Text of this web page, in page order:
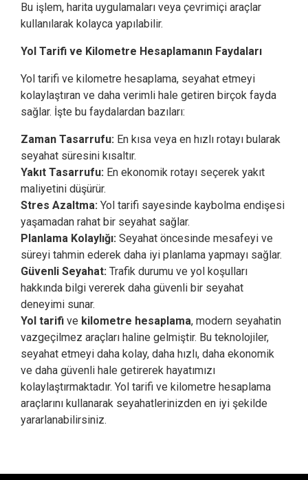
Bu işlem, harita uygulamaları veya çevrimiçi araçlar
kullanılarak kolayca yapılabilir.
Yol Tarifi ve Kilometre Hesaplamanın Faydaları
Yol tarifi ve kilometre hesaplama, seyahat etmeyi
kolaylaştıran ve daha verimli hale getiren birçok fayda
sağlar. İşte bu faydalardan bazıları:
Zaman Tasarrufu: En kısa veya en hızlı rotayı bularak
seyahat süresini kısaltır.
Yakıt Tasarrufu: En ekonomik rotayı seçerek yakıt
maliyetini düşürür.
Stres Azaltma: Yol tarifi sayesinde kaybolma endişesi
yaşamadan rahat bir seyahat sağlar.
Planlama Kolaylığı: Seyahat öncesinde mesafeyi ve
süreyi tahmin ederek daha iyi planlama yapmayı sağlar.
Güvenli Seyahat: Trafik durumu ve yol koşulları
hakkında bilgi vererek daha güvenli bir seyahat
deneyimi sunar.
Yol tarifi ve kilometre hesaplama, modern seyahatin
vazgeçilmez araçları haline gelmiştir. Bu teknolojiler,
seyahat etmeyi daha kolay, daha hızlı, daha ekonomik
ve daha güvenli hale getirerek hayatımızı
kolaylaştırmaktadır. Yol tarifi ve kilometre hesaplama
araçlarını kullanarak seyahatlerinizden en iyi şekilde
yararlanabilirsiniz.